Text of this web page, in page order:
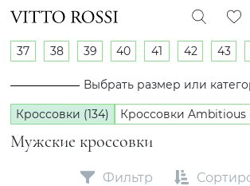
Мужские кроссовки
37 38 39 40 41 42 43
Выбрать размер или
Кроссовки (134) Кроссовки Ambitious
Фильтр